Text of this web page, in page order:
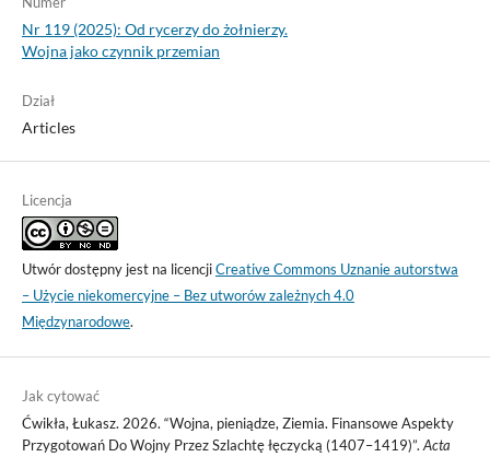
Nr 119 (2025): Od rycerzy do żołnierzy.
Wojna jako czynnik przemian
Dział
Articles
Licencja
Utwór dostępny jest na licencjiCreative Commons Uznanie autorstwa
– Użycie niekomercyjne – Bez utworów zależnych 4.0
Międzynarodowe.
Jak cytować
Ćwikła, Łukasz. 2026. “Wojna, pieniądze, Ziemia. Finansowe Aspekty
Przygotowań Do Wojny Przez Szlachtę łęczycką (1407–1419)”.Acta